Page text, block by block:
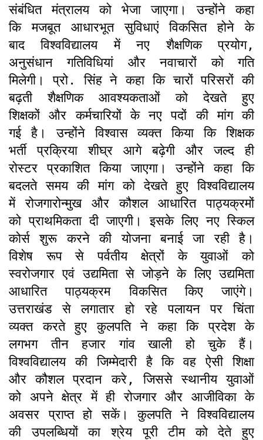
संबंधित मंत्रालय को भेजा जाएगा। उन्होंने कहा
कि मजबूत आधारभूत सुविधाएं विकसित होने के
बाद विश्वविद्यालय में नए शैक्षणिक प्रयोग,
अनुसंधान गतिविधियां और नवाचारों को गति
मिलेगी। प्रो. सिंह ने कहा कि चारों परिसरों की
बढ़ती शैक्षणिक आवश्यकताओं को देखते हुए
शिक्षकों और कर्मचारियों के नए पदों की मांग की
गई है। उन्होंने विश्वास व्यक्त किया कि शिक्षक
भर्ती प्रक्रिया शीघ्र आगे बढ़ेगी और जल्द ही
रोस्टर प्रकाशित किया जाएगा। उन्होंने कहा कि
बदलते समय की मांग को देखते हुए विश्वविद्यालय
में रोजगारोन्मुख और कौशल आधारित पाठ्यक्रमों
को प्राथमिकता दी जाएगी। इसके लिए नए स्किल
कोर्स शुरू करने की योजना बनाई जा रही है।
विशेष रूप से पर्वतीय क्षेत्रों के युवाओं को
स्वरोजगार एवं उद्यमिता से जोड़ने के लिए उद्यमिता
आधारित पाठ्यक्रम विकसित किए जाएंगे।
उत्तराखंड से लगातार हो रहे पलायन पर चिंता
व्यक्त करते हुए कुलपति ने कहा कि प्रदेश के
लगभग तीन हजार गांव खाली हो चुके हैं।
विश्वविद्यालय की जिम्मेदारी है कि वह ऐसी शिक्षा
और कौशल प्रदान करे, जिससे स्थानीय युवाओं
को अपने क्षेत्र में ही रोजगार और आजीविका के
अवसर प्राप्त हो सकें। कुलपति ने विश्वविद्यालय
की उपलब्धियों का श्रेय पूरी टीम को देते हुए